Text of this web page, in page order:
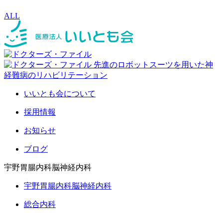
ALL
いいとも会について
採用情報
お知らせ
ブログ
宇野胃腸内科脳神経内科
宇野胃腸内科脳神経内科
総合内科